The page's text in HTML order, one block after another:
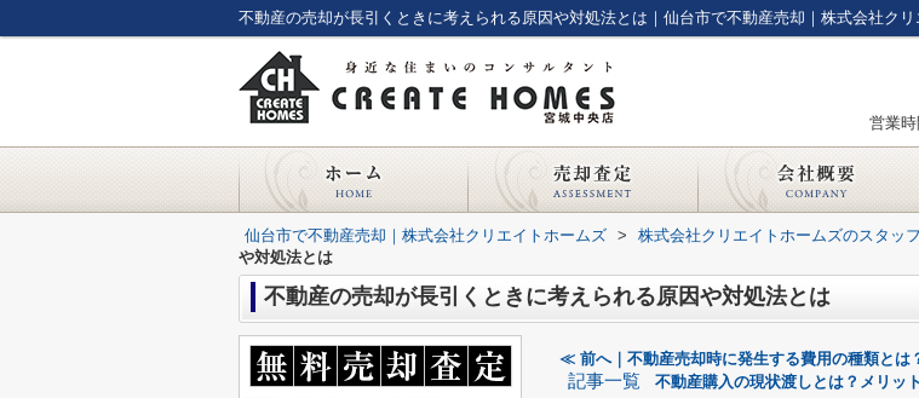
不動産の売却が長引くときに考えられる原因や対処法とは｜仙台市で不動産売却｜株式会社ク
営業
仙台市で不動産売却｜株式会社クリエイトホームズ > 株式会社クリエイトホームズのスタッ
や対処法とは
不動産の売却が長引くときに考えられる原因や対処法とは
≪ 前へ｜不動産売却時に発生する費用の種類とは
記事一覧 不動産購入の現状渡しとは？メリッ